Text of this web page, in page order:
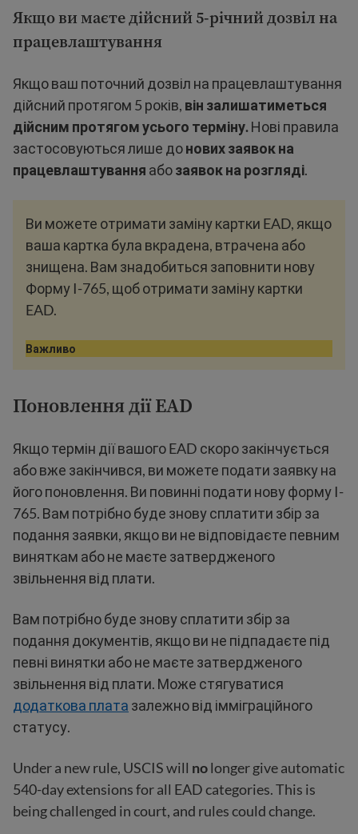
Якщо ви маєте дійсний 5-річний дозвіл на
працевлаштування
Якщо ваш поточний дозвіл на працевлаштування
дійсний протягом 5 років, він залишатиметься
дійсним протягом усього терміну.Нові правила
застосовуються лише донових заявок на
працевлаштування абозаявок на розгляді.
Ви можете отримати заміну картки EAD, якщо
ваша картка була вкрадена, втрачена або
знищена. Вам знадобиться заповнити нову
Форму I-765, щоб отримати заміну картки
EAD.
Важливо
Поновлення дії EAD
Якщо термін дії вашого EAD скоро закінчується
або вже закінчився, ви можете подати заявку на
його поновлення. Ви повинні подати нову форму I-
765. Вам потрібно буде знову сплатити збір за
подання заявки, якщо ви не відповідаєте певним
виняткам або не маєте затвердженого
звільнення від плати.
Вам потрібно буде знову сплатити збір за
подання документів, якщо ви не підпадаєте під
певні винятки або не маєте затвердженого
звільнення від плати. Може стягуватися
додаткова плата залежно від імміграційного
статусу.
Under a new rule, USCIS will nolonger give automatic
540-day extensions for all EAD categories. This is
being challenged in court, and rules could change.